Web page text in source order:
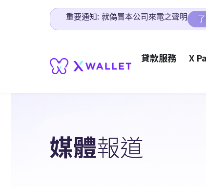
重要通知: 就偽冒本公司來電之聲明
貸款服務 X
媒體報道